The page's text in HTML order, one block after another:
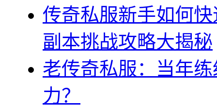
传奇私服新手如何
副本挑战攻略大揭秘
老传奇私服：当年
力？